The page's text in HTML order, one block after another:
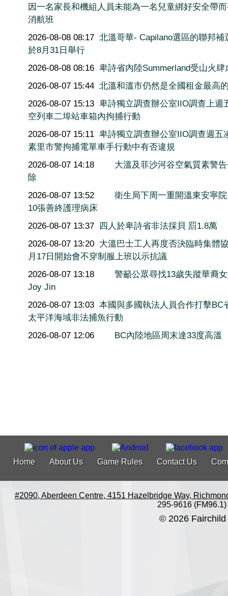
因一名家長和機組人員未能為一名兒童綁好安全帶
消航班
2026-08-08 08:17 北溫哥華- Capilano選區的聯邦補
於8月31日舉行
2026-08-08 08:16 卑詩省內陸Summerland受山火肆
2026-08-07 15:44 北溫和溫市仍然是全國租金最高
2026-08-07 15:13 卑詩獨立調查辦公室IIO調查上週
空列車二埠站車箱內拘捕行動
2026-08-07 15:11 卑詩獨立調查辦公室IIO調查週五
素里市警拘捕電單車手行動中有否違規
2026-08-07 14:18
大溫及菲沙河谷空氣質素警
除
2026-08-07 13:52
衛生局下周一重開溫東安寧
10張善終護理病床
2026-08-07 13:37 四人於卑詩省非法採貝 罰1.8萬
2026-08-07 13:20 大溫巴士工人再度否決臨時集體
月17日開始會不穿制服上班以示抗議
2026-08-07 13:18
警籲公眾尋找13歲失蹤華裔
Joy Jin
2026-08-07 13:03 本國與多國執法人員合作打擊BC
太平洋海域非法捕魚行動
2026-08-07 12:06
BC內陸地區周末達33度高溫
Home About Us Game Rules Contact Us
#2090, Aberdeen Centre, 4151 Hazelbridge Way,
295-9616 (FM96.1)
© 2026 Fairchild